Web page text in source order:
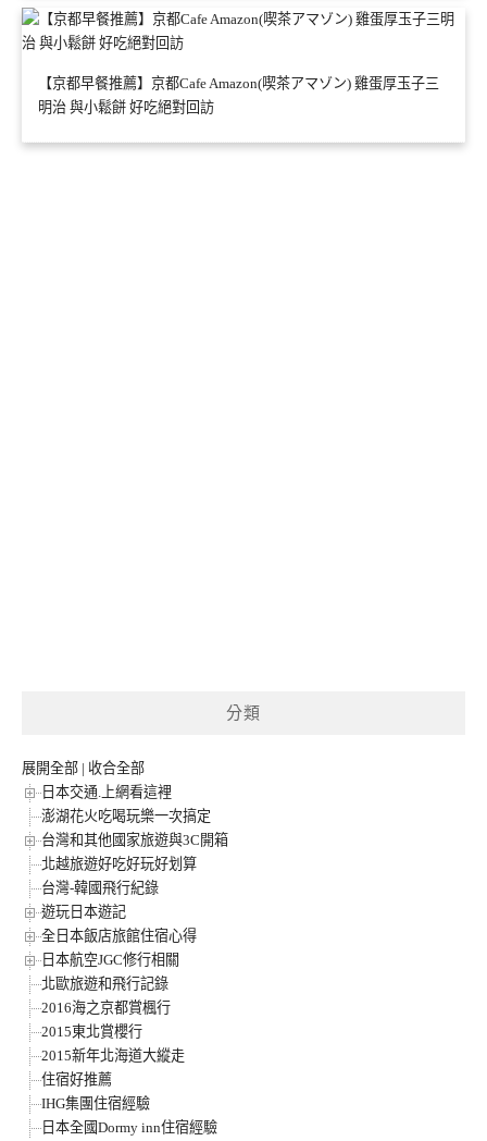
【京都早餐推薦】京都Cafe Amazon(喫茶アマゾン) 雞蛋厚玉子三
明治 與小鬆餅 好吃絕對回訪
分類
展開全部 | 收合全部
日本交通.上網看這裡
澎湖花火吃喝玩樂一次搞定
台灣和其他國家旅遊與3C開箱
北越旅遊好吃好玩好划算
台灣-韓國飛行紀錄
遊玩日本遊記
全日本飯店旅館住宿心得
日本航空JGC修行相關
北歐旅遊和飛行記錄
2016海之京都賞楓行
2015東北賞櫻行
2015新年北海道大縱走
住宿好推薦
IHG集團住宿經驗
日本全國Dormy inn住宿經驗